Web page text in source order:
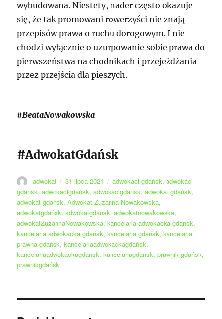
wybudowana. Niestety, nader często okazuje
się, że tak promowani rowerzyści nie znają
przepisów prawa o ruchu dorogowym. I nie
chodzi wyłącznie o uzurpowanie sobie prawa do
pierwszeństwa na chodnikach i przejeżdżania
przez przejścia dla pieszych.
#BeataNowakowska
#AdwokatGdańsk
Autor
adwokat
Data
publikacji
31 lipca 2021 Tagi
adwokaci gdańsk,adwokaci
gdansk,adwokacigdańsk,adwokacigdansk,adwokat gdańsk,
adwokat gdansk,Adwokat Zuzanna Nowakowska,
adwokatgdańsk,adwokatgdansk,adwokatnowakowska,
adwokatZuzannaNowakowska,kancelaria adwokacka gdansk,
kancelaria adwokacka gdańsk,kancelaria gdańsk,kancelaria
prawna gdańsk,kancelariaadwokackagdańsk,
kancelariaadwokackagdansk,kancelariagdansk,prawnik gdańsk,
prawnikgdańsk